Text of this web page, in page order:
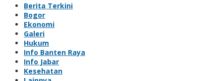
Berita Terkini
Bogor
Ekonomi
Galeri
Hukum
Info Banten Raya
Info Jabar
Kesehatan